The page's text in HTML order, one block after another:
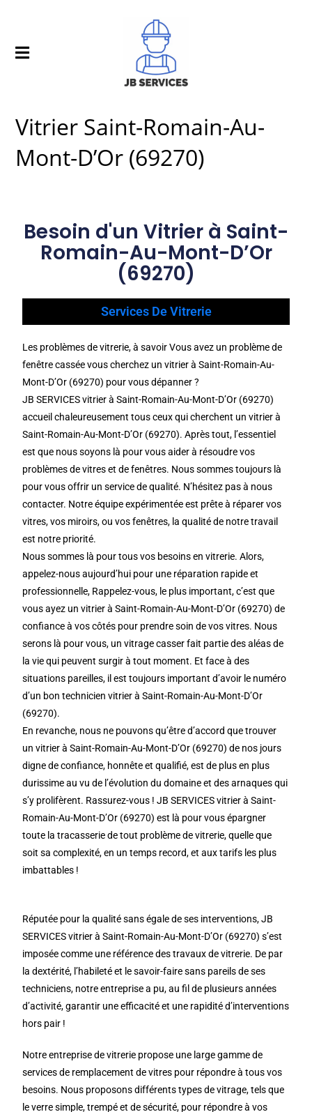
Vitrier Saint-Romain-Au-
Mont-D’Or (69270)
Besoin d'un Vitrier à Saint-
Romain-Au-Mont-D’Or
(69270)
Services De Vitrerie
Les problèmes de vitrerie, à savoir Vous avez un problème de
fenêtre cassée vous cherchez un vitrier à Saint-Romain-Au-
Mont-D’Or (69270) pour vous dépanner ?
JB SERVICES vitrier à Saint-Romain-Au-Mont-D’Or (69270)
accueil chaleureusement tous ceux qui cherchent un vitrier à
Saint-Romain-Au-Mont-D’Or (69270). Après tout, l’essentiel
est que nous soyons là pour vous aider à résoudre vos
problèmes de vitres et de fenêtres. Nous sommes toujours là
pour vous offrir un service de qualité. N’hésitez pas à nous
contacter. Notre équipe expérimentée est prête à réparer vos
vitres, vos miroirs, ou vos fenêtres, la qualité de notre travail
est notre priorité.
Nous sommes là pour tous vos besoins en vitrerie. Alors,
appelez-nous aujourd’hui pour une réparation rapide et
professionnelle, Rappelez-vous, le plus important, c’est que
vous ayez un vitrier à Saint-Romain-Au-Mont-D’Or (69270) de
confiance à vos côtés pour prendre soin de vos vitres. Nous
serons là pour vous, un vitrage casser fait partie des aléas de
la vie qui peuvent surgir à tout moment. Et face à des
situations pareilles, il est toujours important d’avoir le numéro
d’un bon technicien vitrier à Saint-Romain-Au-Mont-D’Or
(69270).
En revanche, nous ne pouvons qu’être d’accord que trouver
un vitrier à Saint-Romain-Au-Mont-D’Or (69270) de nos jours
digne de confiance, honnête et qualifié, est de plus en plus
durissime au vu de l’évolution du domaine et des arnaques qui
s’y prolifèrent. Rassurez-vous ! JB SERVICES vitrier à Saint-
Romain-Au-Mont-D’Or (69270) est là pour vous épargner
toute la tracasserie de tout problème de vitrerie, quelle que
soit sa complexité, en un temps record, et aux tarifs les plus
imbattables !
Réputée pour la qualité sans égale de ses interventions, JB
SERVICES vitrier à Saint-Romain-Au-Mont-D’Or (69270) s’est
imposée comme une référence des travaux de vitrerie. De par
la dextérité, l’habileté et le savoir-faire sans pareils de ses
techniciens, notre entreprise a pu, au fil de plusieurs années
d’activité, garantir une efficacité et une rapidité d’interventions
hors pair !
Notre entreprise de vitrerie propose une large gamme de
services de remplacement de vitres pour répondre à tous vos
besoins. Nous proposons différents types de vitrage, tels que
le verre simple, trempé et de sécurité, pour répondre à vos